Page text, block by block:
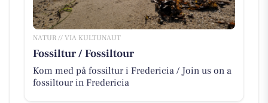
NATUR // VIA KULTUNAUT
Fossiltur / Fossiltour
Kom med på fossiltur i Fredericia / Join us on a
fossiltour in Fredericia